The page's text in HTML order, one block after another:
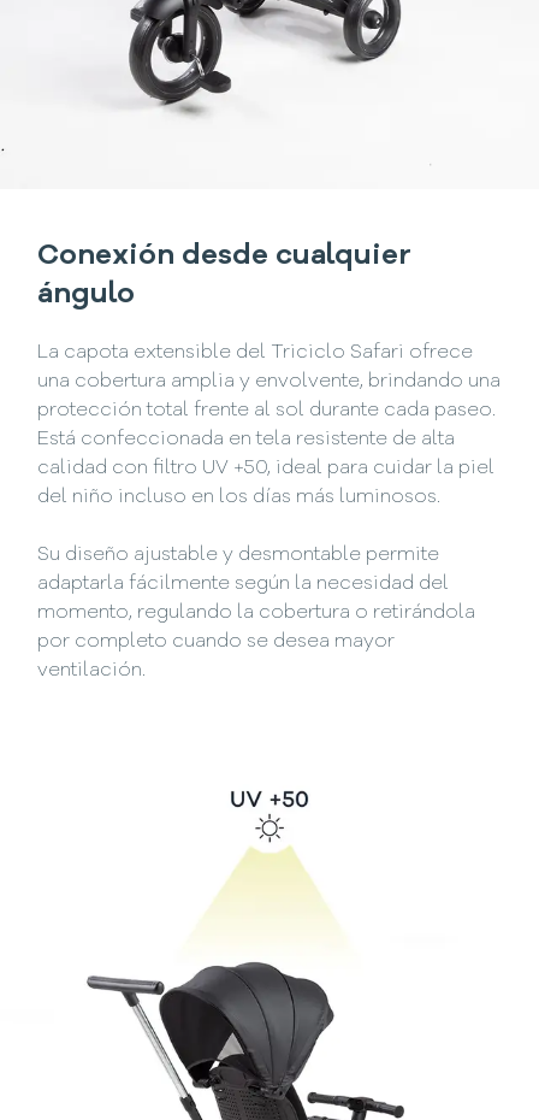
Conexión desde cualquier
ángulo
La capota extensible del Triciclo Safari ofrece
una cobertura amplia y envolvente, brindando una
protección total frente al sol durante cada paseo.
Está confeccionada en tela resistente de alta
calidad con filtro UV +50, ideal para cuidar la piel
del niño incluso en los días más luminosos.
Su diseño ajustable y desmontable permite
adaptarla fácilmente según la necesidad del
momento, regulando la cobertura o retirándola
por completo cuando se desea mayor
ventilación.